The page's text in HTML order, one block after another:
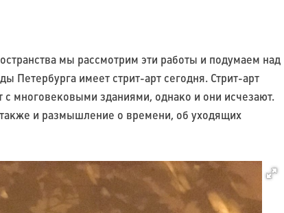
мы рассмотрим эти работы и подумаем над
Петербурга имеет стрит-арт сегодня. Стрит-арт
с многовековыми зданиями, однако и они исчезают.
и размышление о времени, об уходящих